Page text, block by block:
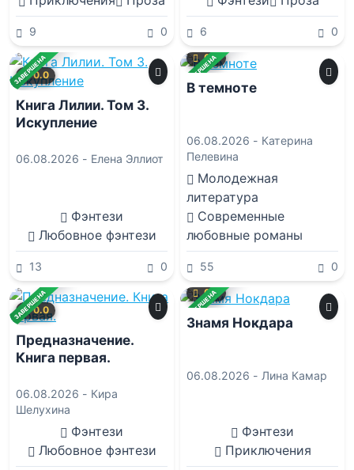
9 0
Екатерина Доу
,Иван
Саввич Никитин
6 0
ЗАВЕРШЕНА
0.0
Книга Лилии. Том 3.
Искупление
06.08.2026 - Елена Эллиот
Фэнтези
Любовное фэнтези
13 0
ЗАВЕРШЕНА
0.0
В темноте
06.08.2026 - Катерина
Пелевина
Молодежная
литература
Современные
любовные романы
55 0
ЗАВЕРШЕНА
0.0
Предназначение.
Книга первая.
06.08.2026 - Кира
Шелухина
Фэнтези
Любовное фэнтези
ЗАВЕРШЕНА
0.0
Знамя Нокдара
06.08.2026 - Лина Камар
Фэнтези
Приключения